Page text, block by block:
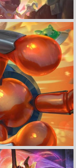
超清壁纸
超清壁纸
立 即 下 载
藏
立 即 下 载
藏